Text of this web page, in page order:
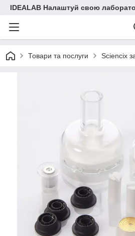
IDEALAB Налаштуй свою
Товари та послуги Sciencix